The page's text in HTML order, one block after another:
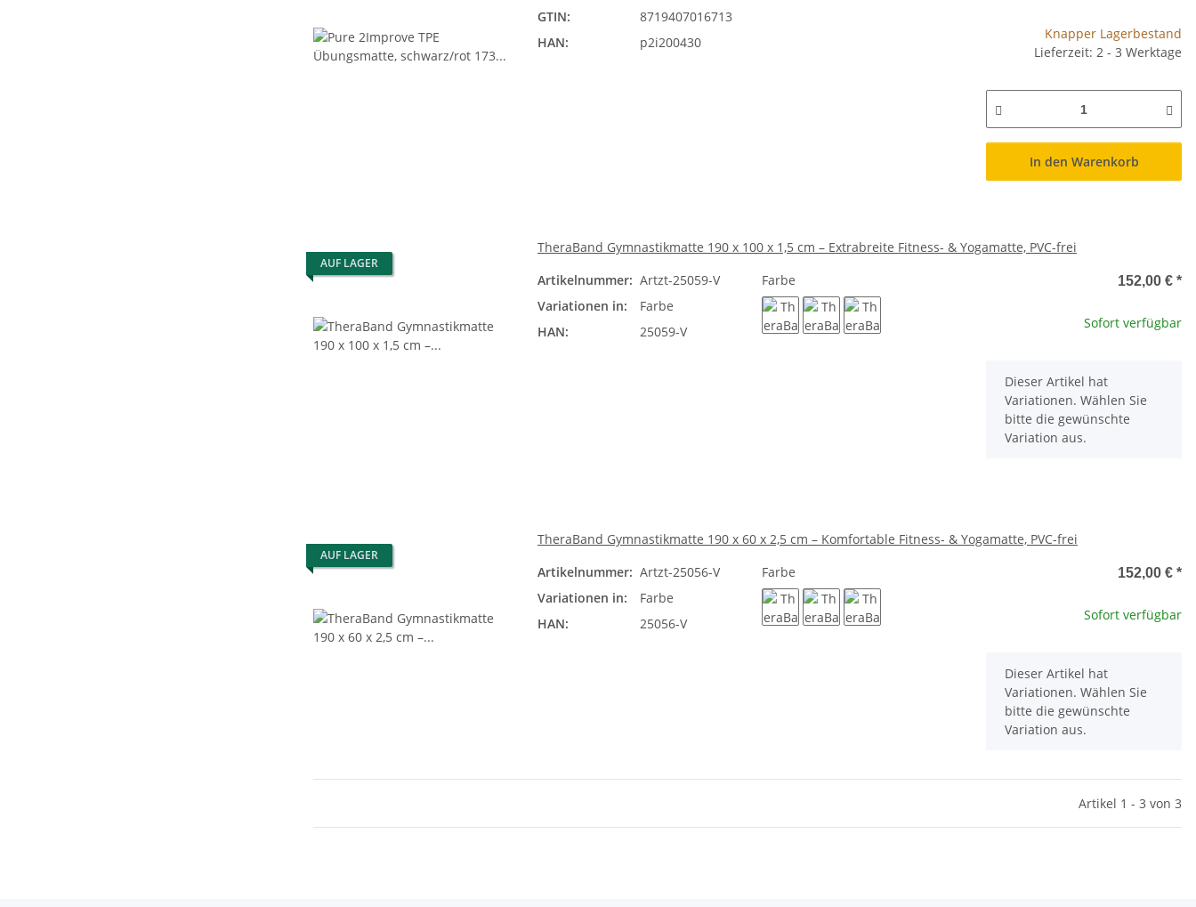
GTIN:
8719407016713
HAN:
p2i200430
Knapper Lagerbestand
Lieferzeit: 2 - 3 Werktage
In den Warenkorb
AUF LAGER
TheraBand Gymnastikmatte 190 x 100 x 1,5 cm – Extrabreite Fitness- & Yogamatte, PVC-frei
Artikelnummer: Artzt-25059-V
Variationen in:
Farbe
HAN:
25059-V
Farbe 152,00 € *
Sofort verfügbar
x
Dieser Artikel hat
Variationen. Wählen Sie
bitte die gewünschte
Variation aus.
AUF LAGER
TheraBand Gymnastikmatte 190 x 60 x 2,5 cm – Komfortable Fitness- & Yogamatte, PVC-frei
Artikelnummer: Artzt-25056-V
Variationen in:
Farbe
HAN:
25056-V
Farbe 152,00 € *
Sofort verfügbar
x
Dieser Artikel hat
Variationen. Wählen Sie
bitte die gewünschte
Variation aus.
Artikel 1 - 3 von 3